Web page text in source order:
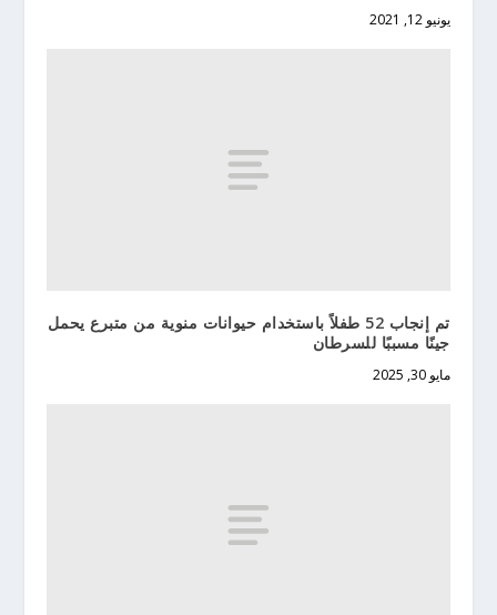
يونيو 12, 2021
تم إنجاب 52 طفلاً باستخدام حيوانات منوية من متبرع يحمل
جينًا مسببًا للسرطان
مايو 30, 2025